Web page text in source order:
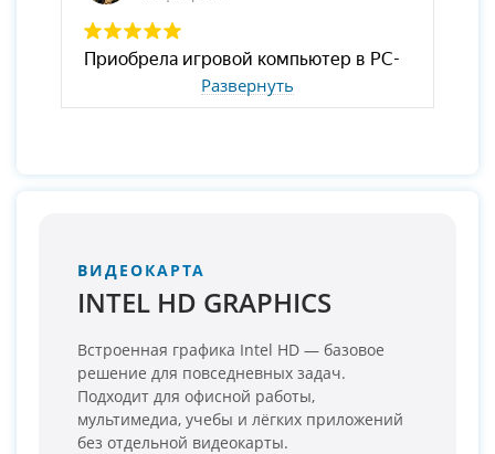
Развернуть
ВИДЕОКАРТА
INTEL HD GRAPHICS
Встроенная графика Intel HD — базовое
решение для повседневных задач.
Подходит для офисной работы,
мультимедиа, учебы и лёгких приложений
без отдельной видеокарты.